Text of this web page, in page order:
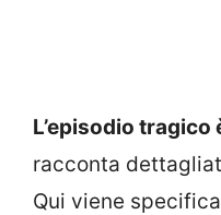
L’episodio tragico
racconta
Qui viene